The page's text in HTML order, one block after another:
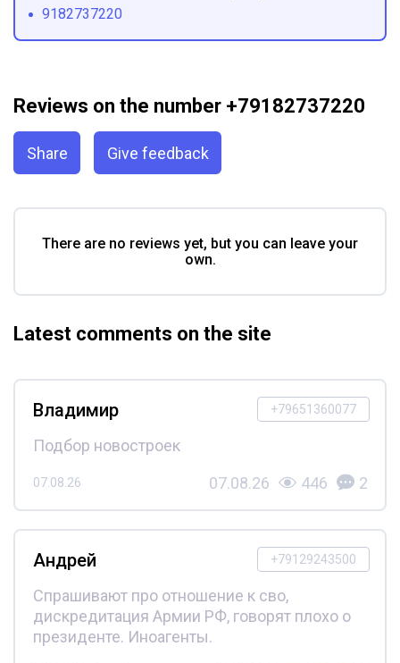
9182737220
Reviews on the number +79182737220
Share Give feedback
There are no reviews yet, but you can leave your
own.
Latest comments on the site
+79651360077
Владимир
Подбор новостроек
07.08.26 07.08.26 446 2
+79129243500
Андрей
Спрашивают про отношение к сво,
дискредитация Армии РФ, говорят плохо о
президенте. Иноагенты.